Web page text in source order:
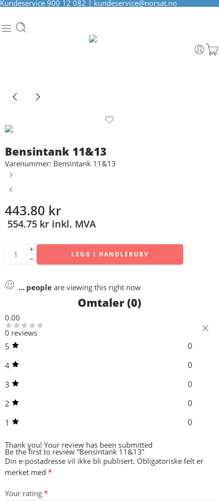
Kundeservice 900 12 082 kundeservice@norsat.no
Bensintank 11&13
Varenummer: Bensintank 11&13
443.80 kr
554.75 kr inkl. MVA
LEGG I HANDLEKURV
... people are viewing this right now
Omtaler (0)
0.00
0 reviews
5
0
4
0
3
0
2
0
1
0
Thank you! Your review has been submitted
Be the first to review “Bensintank 11&13”
Din e-postadresse vil ikke bli publisert. Obligatoriske felt er
merket med *
Your rating *